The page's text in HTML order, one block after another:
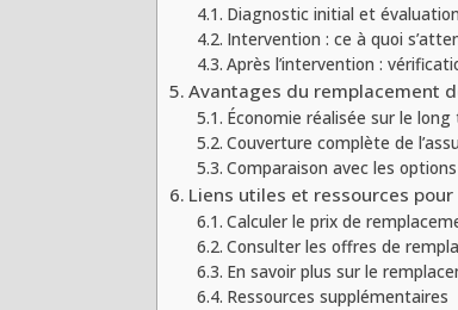
Diagnostic initial et
Intervention : ce à quoi
Après l’intervention :
Avantages du remplacement
Économie réalisée sur le long
Couverture complète de
Comparaison avec les
Liens utiles et ressources
Calculer le prix de
Consulter les offres de
En savoir plus sur le
Ressources supplémentaires